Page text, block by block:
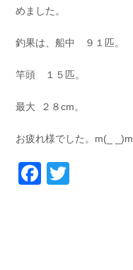
めました。
釣果は、船中 ９１匹。
竿頭 １５匹。
最大 ２８cm。
お疲れ様でした。m(_ _)m
Facebook